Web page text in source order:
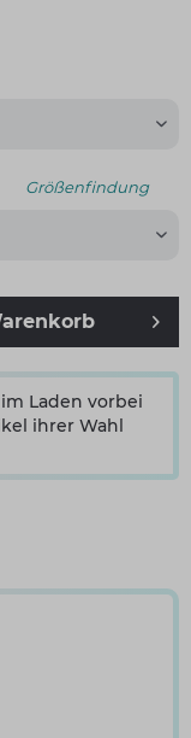
Größenfindung
Laden vorbei
ihrer Wahl